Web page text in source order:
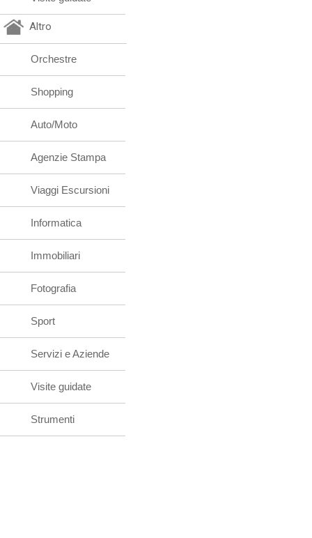
Altro
Orchestre
Shopping
Auto/Moto
Agenzie Stampa
Viaggi Escursioni
Informatica
Immobiliari
Fotografia
Sport
Servizi e Aziende
Visite guidate
Strumenti